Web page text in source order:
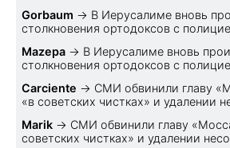
Gorbaum → В Иерусалиме вновь
столкновения ортодоксов с
Mazepa → В Иерусалиме вновь
столкновения ортодоксов с
Carciente → СМИ обвинили главу
«в советских чистках» и удалении
Marik → СМИ обвинили главу
советских чистках» и удалении